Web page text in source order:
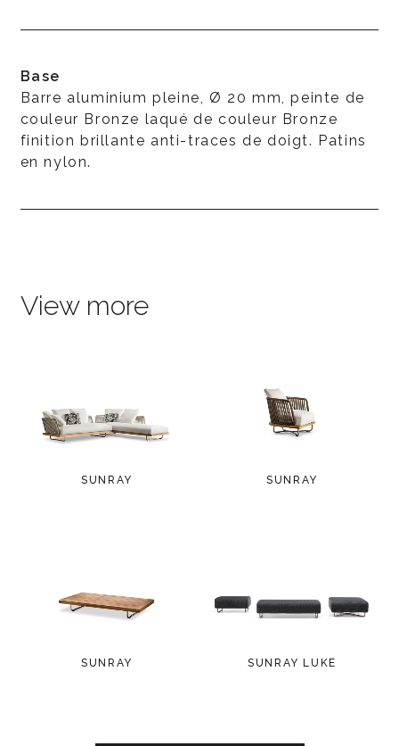
Base
Barre aluminium pleine, Ø 20 mm, peinte de
couleur Bronze laqué de couleur Bronze
finition brillante anti-traces de doigt. Patins
en nylon.
View more
SUNRAY SUNRAY
SUNRAY SUNRAY LUKE